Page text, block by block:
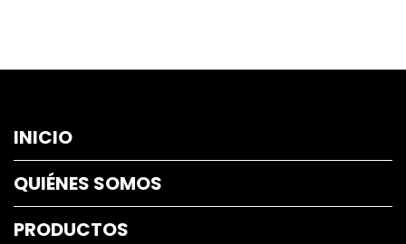
INICIO
QUIÉNES SOMOS
PRODUCTOS